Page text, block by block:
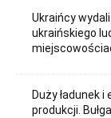
Ukraińcy
ukraińskiego
Duży ładunek i
produkcji.